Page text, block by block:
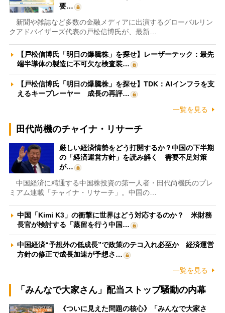
要…
新聞や雑誌など多数の金融メディアに出演するグローバルリン
クアドバイザーズ代表の戸松信博氏が、最新…
【戸松信博氏「明日の爆騰株」を探せ】レーザーテック：最先
端半導体の製造に不可欠な検査装…
【戸松信博氏「明日の爆騰株」を探せ】TDK：AIインフラを支
えるキープレーヤー 成長の再評…
一覧を見る
田代尚機のチャイナ・リサーチ
厳しい経済情勢をどう打開するか？中国の下半期
の「経済運営方針」を読み解く 需要不足対策
が…
中国経済に精通する中国株投資の第一人者・田代尚機氏のプレ
ミアム連載「チャイナ・リサーチ」。中国の…
中国「Kimi K3」の衝撃に世界はどう対応するのか？ 米財務
長官が検討する「蒸留を行う中国…
中国経済“予想外の低成長”で政策のテコ入れ必至か 経済運営
方針の修正で成長加速が予想さ…
一覧を見る
「みんなで大家さん」配当ストップ騒動の内幕
《ついに見えた問題の核心》「みんなで大家さ